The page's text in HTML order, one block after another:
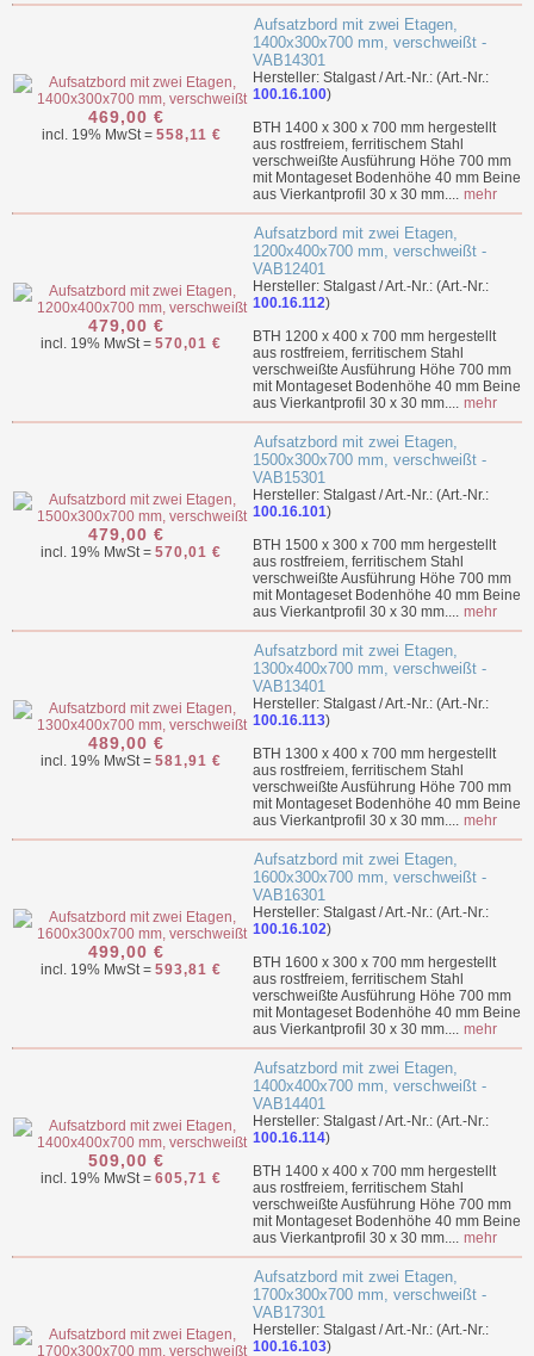
469,00 €
incl. 19% MwSt = 558,11 €
Aufsatzbord mit zwei Etagen,
1400x300x700 mm, verschweißt -
VAB14301
Hersteller: Stalgast / Art.-Nr.: (Art.-Nr.:
100.16.100)
BTH 1400 x 300 x 700 mm hergestellt
aus rostfreiem, ferritischem Stahl
verschweißte Ausführung Höhe 700 mm
mit Montageset Bodenhöhe 40 mm Beine
aus Vierkantprofil 30 x 30 mm.... mehr
479,00 €
incl. 19% MwSt = 570,01 €
Aufsatzbord mit zwei Etagen,
1200x400x700 mm, verschweißt -
VAB12401
Hersteller: Stalgast / Art.-Nr.: (Art.-Nr.:
100.16.112)
BTH 1200 x 400 x 700 mm hergestellt
aus rostfreiem, ferritischem Stahl
verschweißte Ausführung Höhe 700 mm
mit Montageset Bodenhöhe 40 mm Beine
aus Vierkantprofil 30 x 30 mm.... mehr
479,00 €
incl. 19% MwSt = 570,01 €
Aufsatzbord mit zwei Etagen,
1500x300x700 mm, verschweißt -
VAB15301
Hersteller: Stalgast / Art.-Nr.: (Art.-Nr.:
100.16.101)
BTH 1500 x 300 x 700 mm hergestellt
aus rostfreiem, ferritischem Stahl
verschweißte Ausführung Höhe 700 mm
mit Montageset Bodenhöhe 40 mm Beine
aus Vierkantprofil 30 x 30 mm.... mehr
489,00 €
incl. 19% MwSt = 581,91 €
Aufsatzbord mit zwei Etagen,
1300x400x700 mm, verschweißt -
VAB13401
Hersteller: Stalgast / Art.-Nr.: (Art.-Nr.:
100.16.113)
BTH 1300 x 400 x 700 mm hergestellt
aus rostfreiem, ferritischem Stahl
verschweißte Ausführung Höhe 700 mm
mit Montageset Bodenhöhe 40 mm Beine
aus Vierkantprofil 30 x 30 mm.... mehr
499,00 €
incl. 19% MwSt = 593,81 €
Aufsatzbord mit zwei Etagen,
1600x300x700 mm, verschweißt -
VAB16301
Hersteller: Stalgast / Art.-Nr.: (Art.-Nr.:
100.16.102)
BTH 1600 x 300 x 700 mm hergestellt
aus rostfreiem, ferritischem Stahl
verschweißte Ausführung Höhe 700 mm
mit Montageset Bodenhöhe 40 mm Beine
aus Vierkantprofil 30 x 30 mm.... mehr
509,00 €
incl. 19% MwSt = 605,71 €
Aufsatzbord mit zwei Etagen,
1400x400x700 mm, verschweißt -
VAB14401
Hersteller: Stalgast / Art.-Nr.: (Art.-Nr.:
100.16.114)
BTH 1400 x 400 x 700 mm hergestellt
aus rostfreiem, ferritischem Stahl
verschweißte Ausführung Höhe 700 mm
mit Montageset Bodenhöhe 40 mm Beine
aus Vierkantprofil 30 x 30 mm.... mehr
Aufsatzbord mit zwei Etagen,
1700x300x700 mm, verschweißt -
VAB17301
Hersteller: Stalgast / Art.-Nr.: (Art.-Nr.:
100.16.103)